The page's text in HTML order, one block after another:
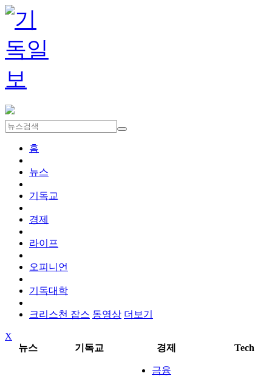
홈
뉴스
기독교
경제
라이프
오피니언
기독대학
크리스천 잡스 동영상 더보기
X
뉴스
기독교 경제 Tech
금융